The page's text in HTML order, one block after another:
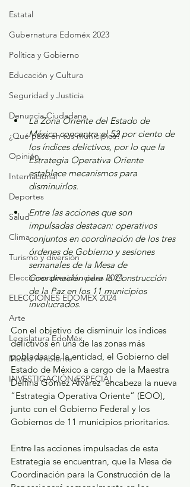
Estatal
Gubernatura Edoméx 2023
Política y Gobierno
Educación y Cultura
Seguridad y Justicia
Denuncia Ciudadana
¿Qué pasa en tus municipios?
Opinión
Internacional
Deportes
Salud
Clima
Turismo y diversión
Elecciones presidenciales 2024
ELECCIONES EDOMEX 2024
Arte
Legislatura EdoMéx
Medio Ambiente
INVESTIGACIÓN ESPECIAL
La Zona Oriente del Estado de
México concentra el 52 por ciento de
los índices delictivos, por lo que la
Estrategia Operativa Oriente
establece mecanismos para
disminuirlos.
Entre las acciones que son
impulsadas destacan: operativos
conjuntos en coordinación de los tres
órdenes de Gobierno y sesiones
semanales de la Mesa de
Coordinación para la Construcción
de la Paz en los 11 municipios
involucrados.
Con el objetivo de disminuir los índices
delictivos en una de las zonas más
pobladas de la entidad, el Gobierno del
Estado de México a cargo de la Maestra
Delfina Gómez Álvarez  encabeza la nueva
“Estrategia Operativa Oriente” (EOO),
junto con el Gobierno Federal y los
Gobiernos de 11 municipios prioritarios.
Entre las acciones impulsadas de esta
Estrategia se encuentran, que la Mesa de
Coordinación para la Construcción de la